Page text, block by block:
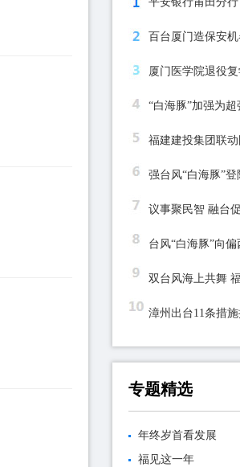
百台厦门造保安
厦门医学院退役
“白海豚”加强为
福建建投集团联动
强台风“白海豚”
议事聚民智 融台
台风“白海豚”向
双台风海上共舞
漳州出台11条措
专题精选
年终岁首看发展
福见这一年